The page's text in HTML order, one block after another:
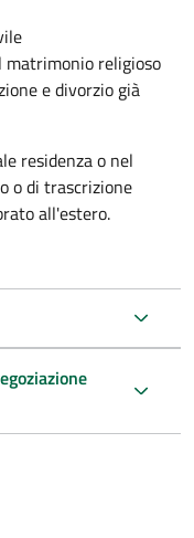
matrimonio religioso
e divorzio già
residenza o nel
o di trascrizione
all'estero.